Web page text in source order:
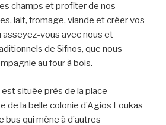
champs et profiter de nos
lait, fromage, viande et créer vos
vous avec nous et
de Sifnos, que nous
au four à bois.
située près de la place
de la belle colonie d’Agios Loukas
bus qui mène à d’autres